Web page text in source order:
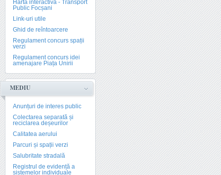
Harta interactivă - Transport
Public Focșani
Link-uri utile
Ghid de reîntoarcere
Regulament concurs spații
verzi
Regulament concurs idei
amenajare Piața Unirii
MEDIU
Anunțuri de interes public
Colectarea separată și
reciclarea deșeurilor
Calitatea aerului
Parcuri și spații verzi
Salubritate stradală
Registrul de evidență a
sistemelor individuale